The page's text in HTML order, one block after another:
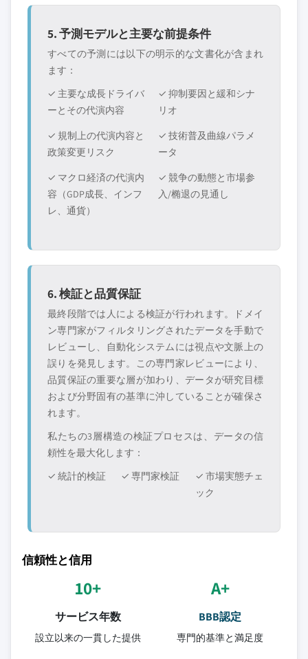
5. 予測モデルと主要な前提条件
すべての予測には以下の明示的な文書化が含まれ
ます：
✓ 主要な成長ドライバ
ーとその代演内容
✓ 抑制要因と緩和シナ
リオ
✓ 規制上の代演内容と
政策変更リスク
✓ 技術普及曲線パラメ
ータ
✓ マクロ経済の代演内
容（GDP成長、インフ
レ、通貨）
✓ 競争の動態と市場参
入/椭退の見通し
6. 検証と品質保証
最終段階では人による検証が行われます。ドメイ
ン専門家がフィルタリングされたデータを手動で
レビューし、自動化システムには視点や文脈上の
誤りを発見します。この専門家レビューにより、
品質保証の重要な層が加わり、データが研究目標
および分野固有の基準に沖していることが確保さ
れます。
私たちの3層構造の検証プロセスは、データの信
頼性を最大化します：
✓ 統計的検証
✓ 専門家検証
✓ 市場実態チェ
ック
信頼性と信用
10+
サービス年数
設立以来の一貫した提供
A+
BBB認定
専門的基準と満足度